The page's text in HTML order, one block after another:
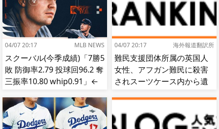
04/07 20:17 MLB NEWS
スクーバル(今季成績)「7勝5
敗 防御率2.79 投球回96.2 奪
三振率10.80 whip0.91」←
04/07 20:17 海外報道翻訳所
難民支援団体所属の英国人
女性、アフガン難民に殺害
されスーツケース内から遺